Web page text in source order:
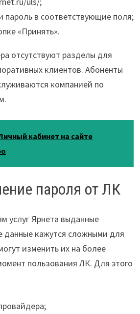
пароль в соответствующие поля;
«Принять».
отсутствуют разделы для
клиентов. Абоненты
компанией по
кабинет на сайте
пароля от ЛК
услуг Ярнета выданные
данные кажутся сложными для
изменить их на более
пользования ЛК. Для этого